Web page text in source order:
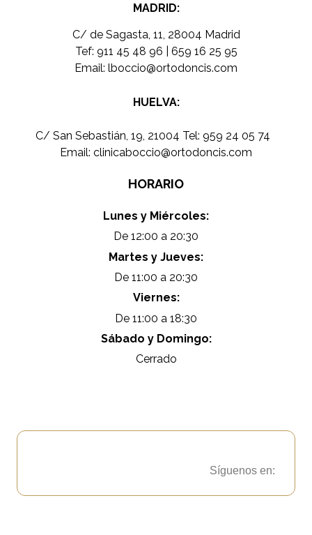
MADRID:
C/ de Sagasta, 11, 28004 Madrid
Tef: 911 45 48 96
659 16 25 95
Email: lboccio@ortodoncis.com
HUELVA:
C/ San Sebastián, 19, 21004 Tel: 959 24 05 74
Email: clinicaboccio@ortodoncis.com
HORARIO
Lunes y Miércoles:
De 12:00 a 20:30
Martes y Jueves:
De 11:00 a 20:30
Viernes:
De 11:00 a 18:30
Sábado y Domingo:
Cerrado
Síguenos en: